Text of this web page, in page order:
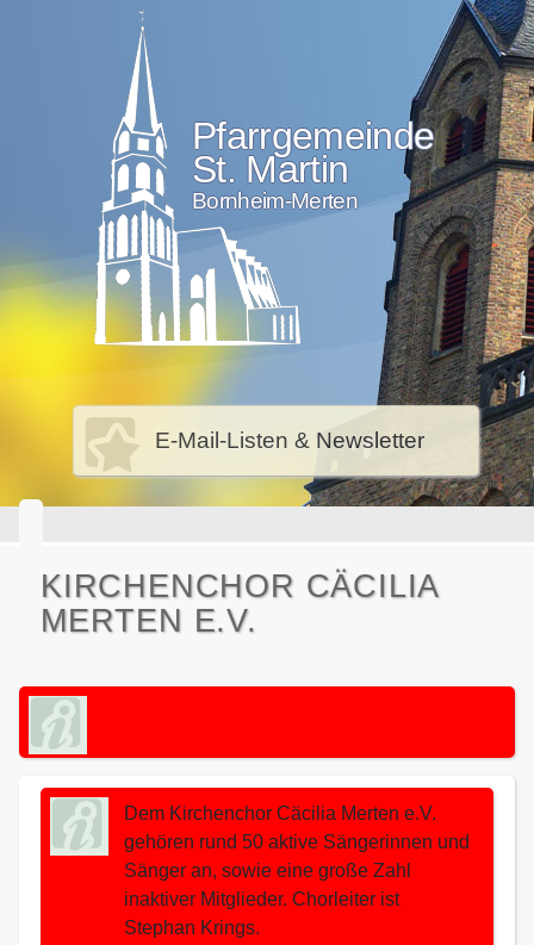
Pfarrgemeinde
St. Martin
Bornheim-Merten
E-Mail-Listen & Newsletter
KIRCHENCHOR CÄCILIA
MERTEN E.V.
Dem Kirchenchor Cäcilia Merten e.V.
gehören rund 50 aktive Sängerinnen und
Sänger an, sowie eine große Zahl
inaktiver Mitglieder. Chorleiter ist
Stephan Krings.